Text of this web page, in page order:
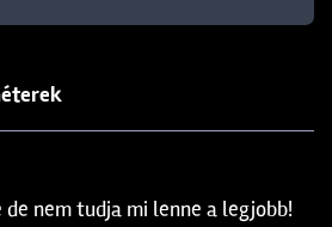
nem tudja mi lenne a legjobb!